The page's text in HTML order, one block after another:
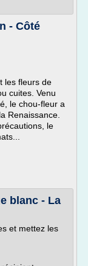
- Côté
les fleurs de
cuites. Venu
le chou-fleur a
Renaissance.
le
blanc - La
et mettez les